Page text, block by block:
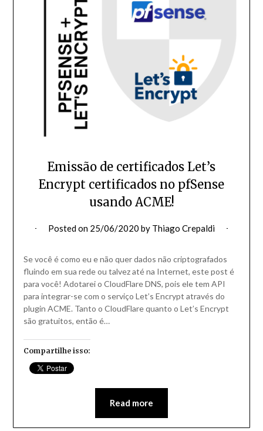
Emissão de certificados Let’s
Encrypt certificados no pfSense
usando ACME!
Posted on 25/06/2020 by Thiago Crepaldi
Se você é como eu e não quer dados não criptografados
fluindo em sua rede ou talvez até na Internet, este post é
para você! Adotarei o CloudFlare DNS, pois ele tem API
para integrar-se com o serviço Let’s Encrypt através do
plugin ACME. Tanto o CloudFlare quanto o Let’s Encrypt
são gratuitos, então é…
Compartilhe isso:
Read more